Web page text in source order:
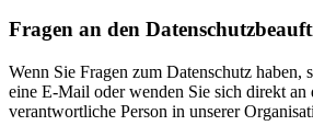
Fragen an den
Wenn Sie Fragen zum Datenschutz haben,
eine E-Mail oder wenden Sie sich direkt an
verantwortliche Person in unserer